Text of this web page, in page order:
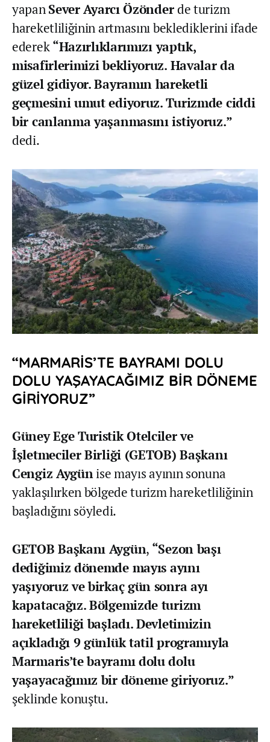
yapanSever Ayarcı Özönderde turizm
hareketliliğinin artmasını beklediklerini ifade
ederek“Hazırlıklarımızı yaptık,
misafirlerimizi bekliyoruz. Havalar da
güzel gidiyor. Bayramın hareketli
geçmesini umut ediyoruz. Turizmde ciddi
bir canlanma yaşanmasını istiyoruz.”
dedi.
“MARMARİS’TE BAYRAMI DOLU
DOLU YAŞAYACAĞIMIZ BİR DÖNEME
GİRİYORUZ”
Güney Ege Turistik Otelciler ve
İşletmeciler Birliği (GETOB) Başkanı
Cengiz Aygünise mayıs ayının sonuna
yaklaşılırken bölgede turizm hareketliliğinin
başladığını söyledi.
GETOB Başkanı Aygün, “Sezon başı
dediğimiz dönemde mayıs ayını
yaşıyoruz ve birkaç gün sonra ayı
kapatacağız. Bölgemizde turizm
hareketliliği başladı. Devletimizin
açıkladığı 9 günlük tatil programıyla
Marmaris’te bayramı dolu dolu
yaşayacağımız bir döneme giriyoruz.”
şeklinde konuştu.